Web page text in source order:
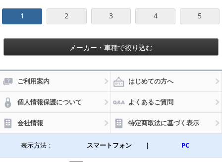
る2
ー A
H07
1 2 3 4 5
メーカー・車種で絞り込む
ご利用案内 はじめての方へ
個人情報保護について よくあるご質問
会社情報 特定商取法に基づく表示
表示方法： スマートフォン | PC